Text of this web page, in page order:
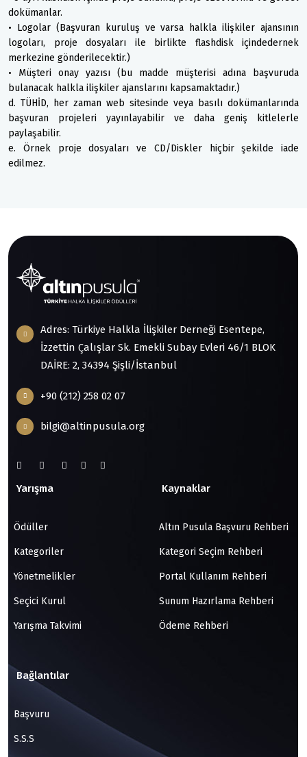
dokümanlar.
• Logolar (Başvuran kuruluş ve varsa halkla ilişkiler ajansının
logoları, proje dosyaları ile birlikte flashdisk içindedernek
merkezine gönderilecektir.)
• Müşteri onay yazısı (bu madde müşterisi adına başvuruda
bulanacak halkla ilişkiler ajanslarını kapsamaktadır.)
d. TÜHİD, her zaman web sitesinde veya basılı dokümanlarında
başvuran projeleri yayınlayabilir ve daha geniş kitlelerle
paylaşabilir.
e. Örnek proje dosyaları ve CD/Diskler hiçbir şekilde iade
edilmez.
Adres: Türkiye Halkla İlişkiler Derneği Esentepe,
İzzettin Çalışlar Sk. Emekli Subay Evleri 46/1 BLOK
DAİRE: 2, 34394 Şişli/İstanbul
+90 (212) 258 02 07
bilgi@altinpusula.org
Yarışma
Ödüller
Kategoriler
Yönetmelikler
Seçici Kurul
Yarışma Takvimi
Kaynaklar
Altın Pusula Başvuru Rehberi
Kategori Seçim Rehberi
Portal Kullanım Rehberi
Sunum Hazırlama Rehberi
Ödeme Rehberi
Bağlantılar
Başvuru
S.S.S